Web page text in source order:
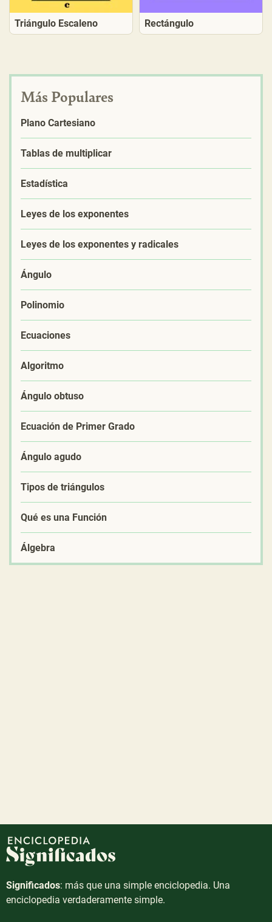
Triángulo Escaleno Rectángulo
Más Populares
Plano Cartesiano
Tablas de multiplicar
Estadística
Leyes de los exponentes
Leyes de los exponentes y radicales
Ángulo
Polinomio
Ecuaciones
Algoritmo
Ángulo obtuso
Ecuación de Primer Grado
Ángulo agudo
Tipos de triángulos
Qué es una Función
Álgebra
Significados: más que una simple enciclopedia. Una
enciclopedia verdaderamente simple.